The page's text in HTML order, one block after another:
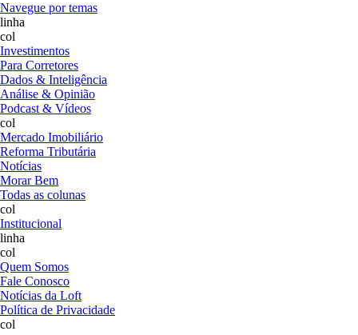
Navegue por temas
linha
col
Investimentos
Para Corretores
Dados & Inteligência
Análise & Opinião
Podcast & Vídeos
col
Mercado Imobiliário
Reforma Tributária
Notícias
Morar Bem
Todas as colunas
col
Institucional
linha
col
Quem Somos
Fale Conosco
Notícias da Loft
Política de Privacidade
col